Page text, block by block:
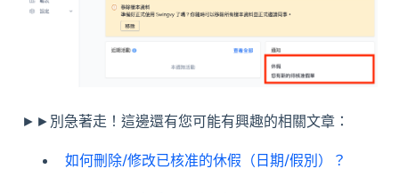
►►別急著走！這邊還有您可能有興趣的相關文章：
如何刪除/修改已核准的休假（日期/假別）？